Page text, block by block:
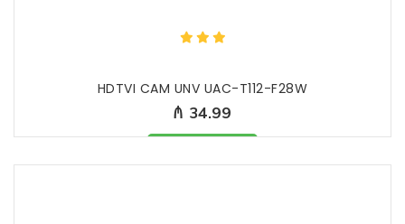
HDTVI CAM UNV UAC-T112-F28W
₼ 34.99
Məhsul mövcuddur